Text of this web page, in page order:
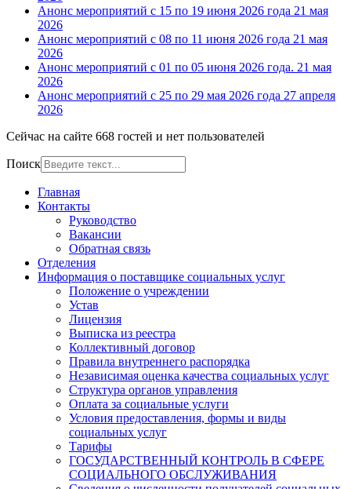
Анонс мероприятий с 15 по 19 июня 2026 года 21 мая
2026
Анонс мероприятий с 08 по 11 июня 2026 года 21 мая
2026
Анонс мероприятий с 01 по 05 июня 2026 года. 21 мая
2026
Анонс мероприятий с 25 по 29 мая 2026 года 27 апреля
2026
Сейчас на сайте 668 гостей и нет пользователей
Поиск
Главная
Контакты
Руководство
Вакансии
Обратная связь
Отделения
Информация о поставщике социальных услуг
Положение о учреждении
Устав
Лицензия
Выписка из реестра
Коллективный договор
Правила внутреннего распорядка
Независимая оценка качества социальных услуг
Структура органов управления
Оплата за социальные услуги
Условия предоставления, формы и виды
социальных услуг
Тарифы
ГОСУДАРСТВЕННЫЙ КОНТРОЛЬ В СФЕРЕ
СОЦИАЛЬНОГО ОБСЛУЖИВАНИЯ